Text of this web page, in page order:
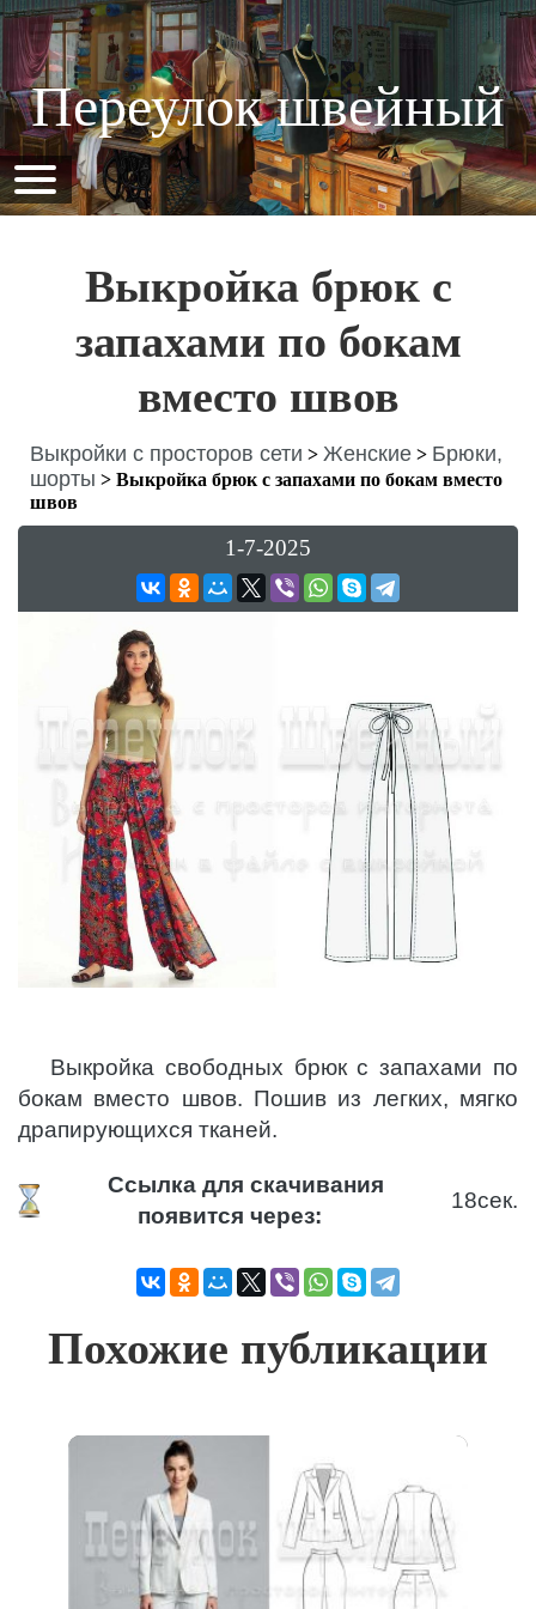
Переулок швейный
Выкройка брюк с
запахами по бокам
вместо швов
Выкройки с просторов сети > Женские > Брюки,
шорты > Выкройка брюк с запахами по бокам вместо
швов
1-7-2025
Выкройка свободных брюк с запахами по
бокам вместо швов. Пошив из легких, мягко
драпирующихся тканей.
Ссылка для скачивания
появится через:
18сек.
Похожие публикации